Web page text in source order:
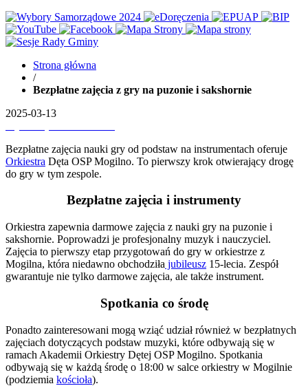
Strona główna
/
Bezpłatne zajęcia z gry na puzonie i sakshornie
2025-03-13
Bezpłatne zajęcia nauki gry od podstaw na instrumentach oferuje
Orkiestra Dęta OSP Mogilno. To pierwszy krok otwierający drogę
do gry w tym zespole.
Bezpłatne zajęcia i instrumenty
Orkiestra zapewnia darmowe zajęcia z nauki gry na puzonie i
sakshornie. Poprowadzi je profesjonalny muzyk i nauczyciel.
Zajęcia to pierwszy etap przygotowań do gry w orkiestrze z
Mogilna, która niedawno obchodziła jubileusz 15-lecia. Zespół
gwarantuje nie tylko darmowe zajęcia, ale także instrument.
Spotkania co środę
Ponadto zainteresowani mogą wziąć udział również w bezpłatnych
zajęciach dotyczących podstaw muzyki, które odbywają się w
ramach Akademii Orkiestry Dętej OSP Mogilno. Spotkania
odbywają się w każdą środę o 18:00 w salce orkiestry w Mogilnie
(podziemia kościoła).